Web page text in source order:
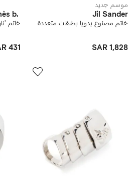
موسم جديد
Jil Sander
خاتم مصنوع يدويا بطبقات متعددة
SAR 1,828
b.
خاتم
431